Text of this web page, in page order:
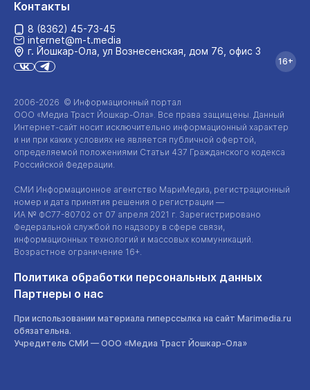
2006-2026 © Информационный портал
ООО «Медиа Траст Йошкар-Ола». Все права защищены. Данный
Интернет-сайт носит исключительно информационный характер
и ни при каких условиях не является публичной офертой,
определяемой положениями Статьи 437 Гражданского кодекса
Российской Федерации.
СМИ Информационное агентство МариМедиа, регистрационный
номер и дата принятия решения о регистрации —
ИА № ФС77-80702 от 07 апреля 2021 г. Зарегистрировано
Федеральной службой по надзору в сфере связи,
информационных технологий и массовых коммуникаций.
Возрастное ограничение 16+.
Политика обработки персональных данных
Партнеры о нас
При использовании материала гиперссылка на сайт Marimedia.ru
обязательна.
Учредитель СМИ — ООО «Медиа Траст Йошкар-Ола»
Контакты
8 (8362) 45-73-45
internet@m-t.media
г. Йошкар‑Ола, ул Вознесенская, дом 76, офис 3
16+